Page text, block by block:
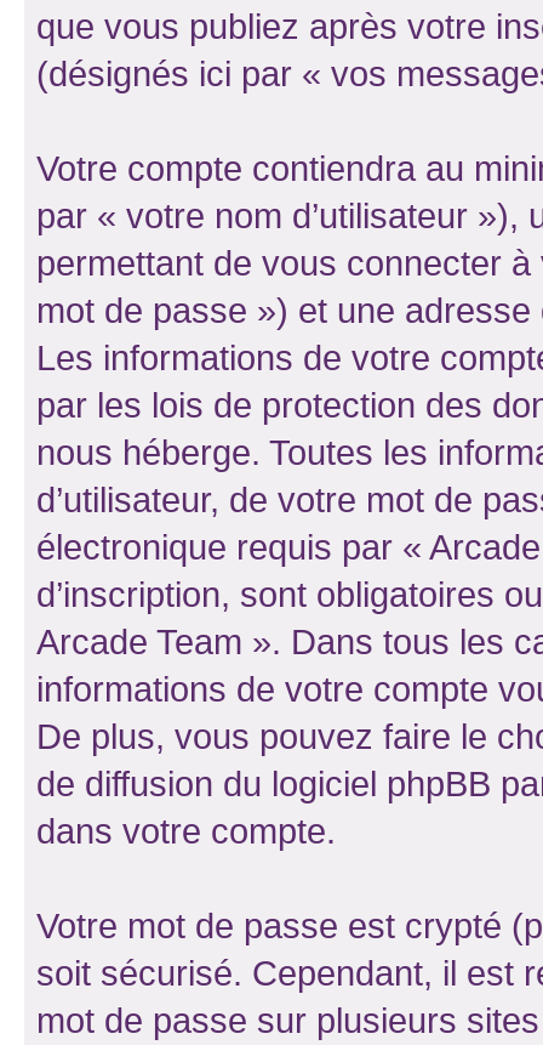
que vous publiez après votre
(désignés ici par « vos
Votre compte contiendra au
par « votre nom d’utilisateur
permettant de vous connecter
mot de passe ») et une
Les informations de votre
par les lois de protection des
nous héberge. Toutes les
d’utilisateur, de votre mot de
électronique requis par «
d’inscription, sont obligatoires
Arcade Team ». Dans tous les
informations de votre compte
De plus, vous pouvez faire le
de diffusion du logiciel phpBB
dans votre compte.
Votre mot de passe est crypté
soit sécurisé. Cependant, il est
mot de passe sur plusieurs